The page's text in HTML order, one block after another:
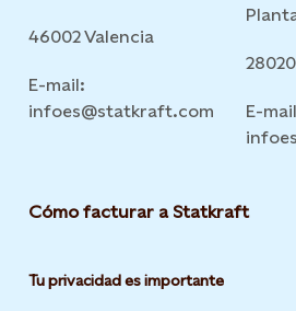
46002 Valencia
E-mail:
infoes@statkraft.com
E-
Cómo facturar a Statkraft
Tu privacidad es importante